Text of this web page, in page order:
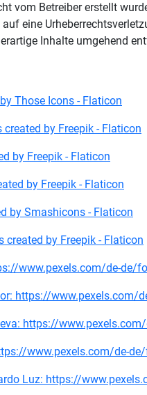
vom Betreiber erstellt
eine
Inhalte umgehend
Those Icons - Flaticon
by Freepik - Flaticon
by Freepik - Flaticon
by Freepik - Flaticon
by Smashicons - Flaticon
created by Freepik - Flaticon
www.pexels.com/de-de/
https://www.pexels.com/
https://
www.pexels.com/de-
Luz: https://